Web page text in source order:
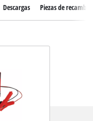
Descargas Piezas de recambio